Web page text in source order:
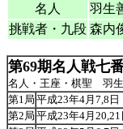
名人 羽生
挑戦者・九段 森内
第69期名人戦七
名人・王座・棋聖 羽
第1局 平成23年4月7,8日
第2局 平成23年4月20,21